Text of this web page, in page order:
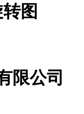
限公司